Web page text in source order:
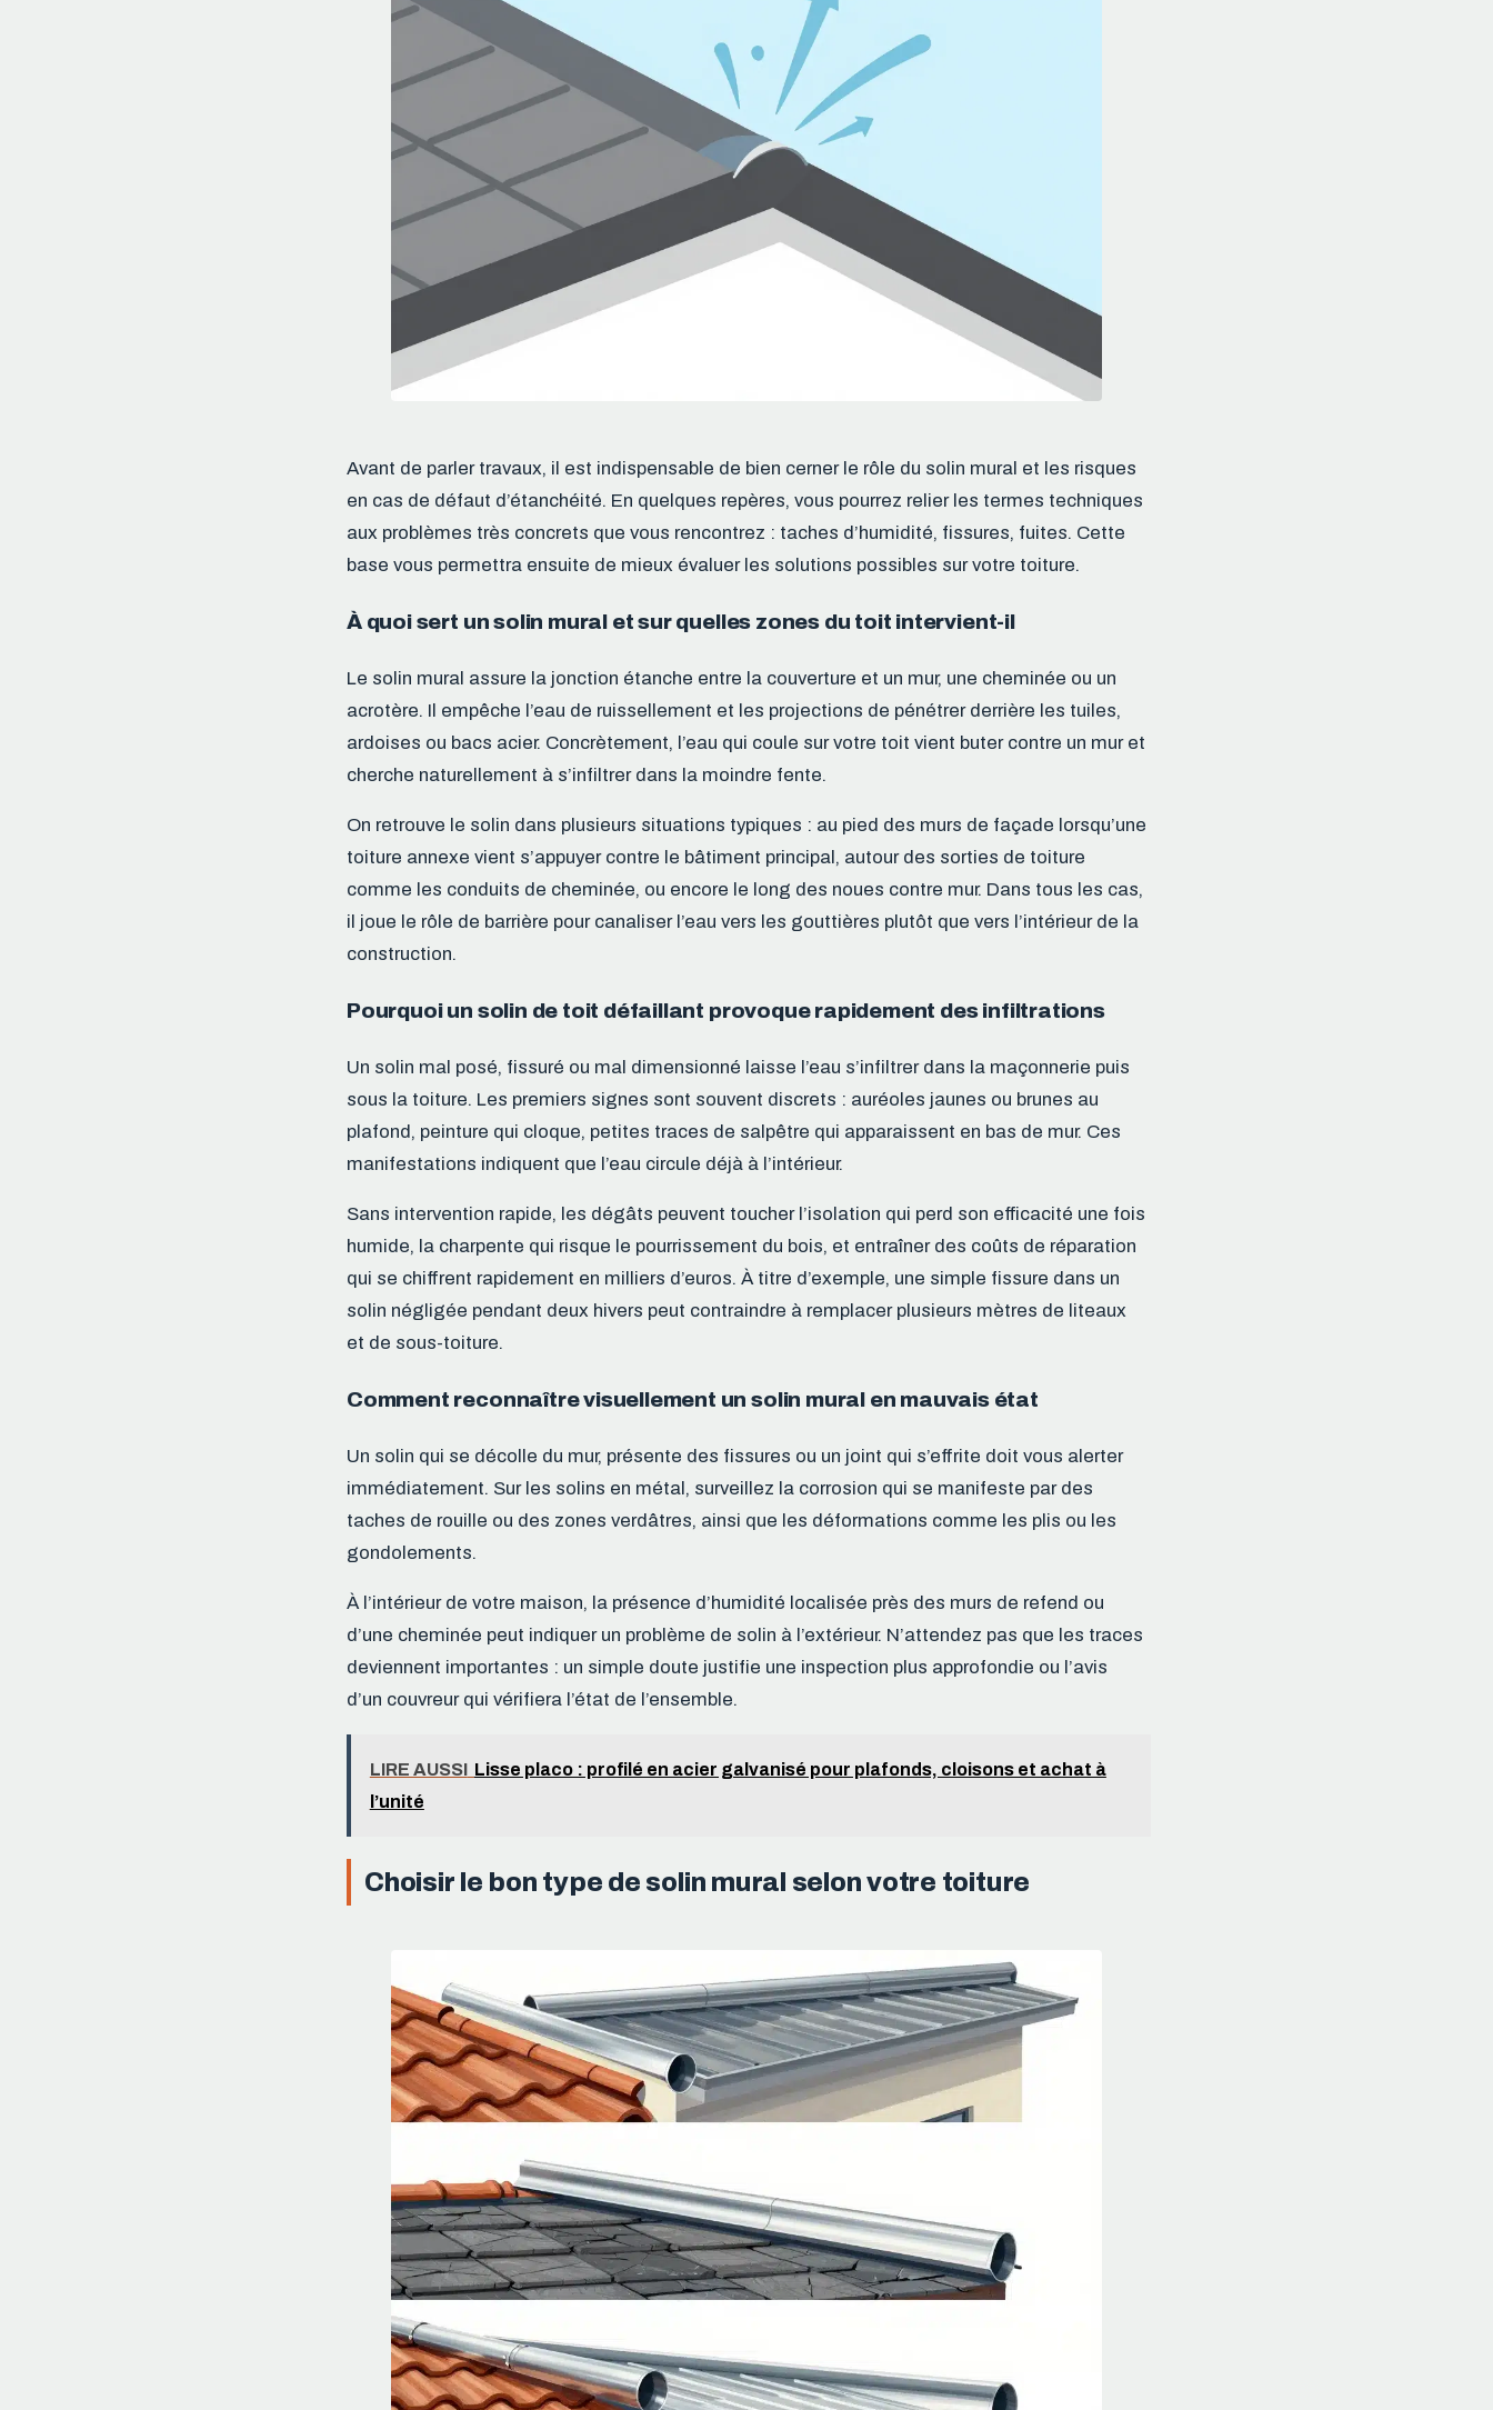
Avant de parler travaux, il est indispensable de bien cerner le rôle du solin mural et les risques
en cas de défaut d’étanchéité. En quelques repères, vous pourrez relier les termes techniques
aux problèmes très concrets que vous rencontrez : taches d’humidité, fissures, fuites. Cette
base vous permettra ensuite de mieux évaluer les solutions possibles sur votre toiture.
À quoi sert un solin mural et sur quelles zones du toit intervient-il
Le solin mural assure la jonction étanche entre la couverture et un mur, une cheminée ou un
acrotère. Il empêche l’eau de ruissellement et les projections de pénétrer derrière les tuiles,
ardoises ou bacs acier. Concrètement, l’eau qui coule sur votre toit vient buter contre un mur et
cherche naturellement à s’infiltrer dans la moindre fente.
On retrouve le solin dans plusieurs situations typiques : au pied des murs de façade lorsqu’une
toiture annexe vient s’appuyer contre le bâtiment principal, autour des sorties de toiture
comme les conduits de cheminée, ou encore le long des noues contre mur. Dans tous les cas,
il joue le rôle de barrière pour canaliser l’eau vers les gouttières plutôt que vers l’intérieur de la
construction.
Pourquoi un solin de toit défaillant provoque rapidement des infiltrations
Un solin mal posé, fissuré ou mal dimensionné laisse l’eau s’infiltrer dans la maçonnerie puis
sous la toiture. Les premiers signes sont souvent discrets : auréoles jaunes ou brunes au
plafond, peinture qui cloque, petites traces de salpêtre qui apparaissent en bas de mur. Ces
manifestations indiquent que l’eau circule déjà à l’intérieur.
Sans intervention rapide, les dégâts peuvent toucher l’isolation qui perd son efficacité une fois
humide, la charpente qui risque le pourrissement du bois, et entraîner des coûts de réparation
qui se chiffrent rapidement en milliers d’euros. À titre d’exemple, une simple fissure dans un
solin négligée pendant deux hivers peut contraindre à remplacer plusieurs mètres de liteaux
et de sous-toiture.
Comment reconnaître visuellement un solin mural en mauvais état
Un solin qui se décolle du mur, présente des fissures ou un joint qui s’effrite doit vous alerter
immédiatement. Sur les solins en métal, surveillez la corrosion qui se manifeste par des
taches de rouille ou des zones verdâtres, ainsi que les déformations comme les plis ou les
gondolements.
À l’intérieur de votre maison, la présence d’humidité localisée près des murs de refend ou
d’une cheminée peut indiquer un problème de solin à l’extérieur. N’attendez pas que les traces
deviennent importantes : un simple doute justifie une inspection plus approfondie ou l’avis
d’un couvreur qui vérifiera l’état de l’ensemble.
LIRE AUSSI Lisse placo : profilé en acier galvanisé pour plafonds, cloisons et achat à
l’unité
Choisir le bon type de solin mural selon votre toiture